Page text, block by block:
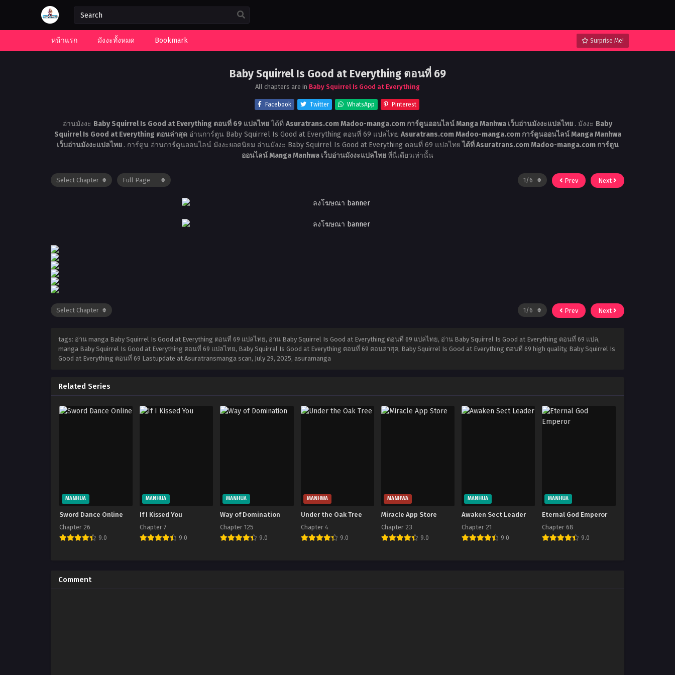
หน้าแรก มังงะทั้งหมด Bookmark Surprise Me!
Baby Squirrel Is Good at Everything ตอนที่ 69
All chapters are in Baby Squirrel Is Good at Everything
Facebook Twitter WhatsApp Pinterest
อ่านมังงะ Baby Squirrel Is Good at Everything ตอนที่ 69 แปลไทยได้ที่ Asuratrans.com Madoo-manga.com การ์ตูนออนไลน์ Manga Manhwa เว็บอ่านมังงะแปลไทย . มังงะ Baby
Squirrel Is Good at Everything ตอนล่าสุดอ่านการ์ตูน Baby Squirrel Is Good at Everything ตอนที่ 69 แปลไทย Asuratrans.com Madoo-manga.com การ์ตูนออนไลน์ Manga Manhwa
เว็บอ่านมังงะแปลไทย . การ์ตูน อ่านการ์ตูนออนไลน์ มังงะยอดนิยม อ่านมังงะ Baby Squirrel Is Good at Everything ตอนที่ 69 แปลไทยได้ที่ Asuratrans.com Madoo-manga.com การ์ตูน
ออนไลน์ Manga Manhwa เว็บอ่านมังงะแปลไทยที่นี่เดียวเท่านั้น
Prev Next
Prev Next
tags: อ่าน manga Baby Squirrel Is Good at Everything ตอนที่ 69 แปลไทย, อ่าน Baby Squirrel Is Good at Everything ตอนที่ 69 แปลไทย, อ่าน Baby Squirrel Is Good at Everything ตอนที่ 69 แปล,
manga Baby Squirrel Is Good at Everything ตอนที่ 69 แปลไทย, Baby Squirrel Is Good at Everything ตอนที่ 69 ตอนล่าสุด, Baby Squirrel Is Good at Everything ตอนที่ 69 high quality, Baby Squirrel Is
Good at Everything ตอนที่ 69 Lastupdate at Asuratransmanga scan, July 29, 2025, asuramanga
Related Series
MANHUA
Sword Dance Online
Chapter 26
9.0
MANHUA
If I Kissed You
Chapter 7
9.0
MANHUA
Way of Domination
Chapter 125
9.0
MANHWA
Under the Oak Tree
Chapter 4
9.0
MANHWA
Miracle App Store
Chapter 23
9.0
MANHUA
Awaken Sect Leader
Chapter 21
9.0
MANHUA
Eternal God Emperor
Chapter 68
9.0
Comment